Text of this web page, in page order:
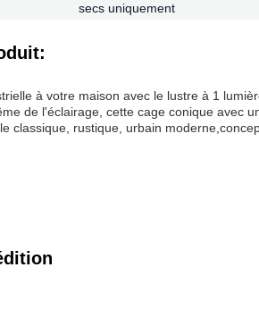
secs uniquement
à votre maison avec le lustre à 1
de l'éclairage, cette cage conique avec
classique, rustique, urbain